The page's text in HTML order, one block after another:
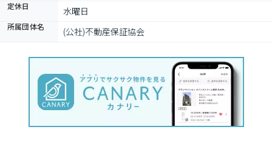
定休日 水曜日
所属団体名 (公社)不動産保証協会